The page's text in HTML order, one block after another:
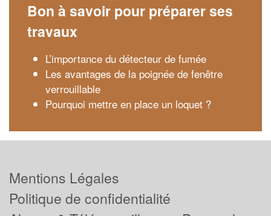
Bon à savoir pour préparer ses
travaux
L’importance du détecteur de fumée
Les avantages de la poignée de fenêtre
verrouillable
Pourquoi mettre en place un loquet ?
Mentions Légales
Politique de confidentialité